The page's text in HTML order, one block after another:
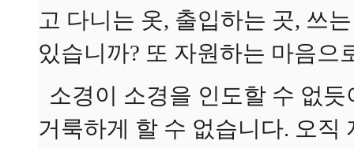
고 다니는 옷, 출입하는 곳, 쓰
있습니까? 또 자원하는 마음으
소경이 소경을 인도할 수 없
거룩하게 할 수 없습니다. 오직